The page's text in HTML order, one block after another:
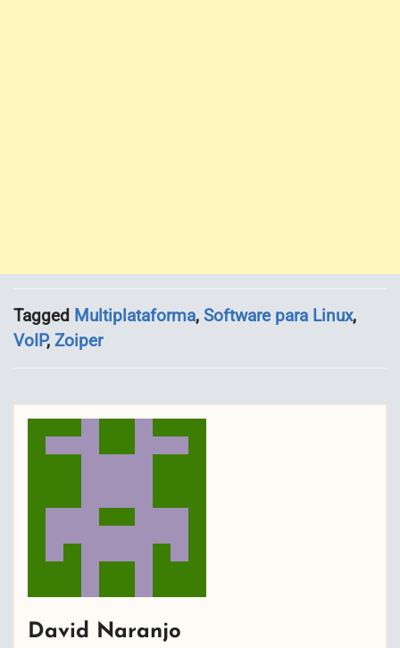
Tagged Multiplataforma, Software para Linux,
VoIP, Zoiper
David Naranjo